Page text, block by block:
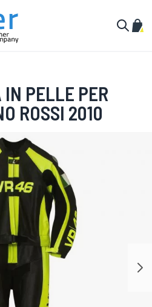
IN PELLE PER
ROSSI 2010